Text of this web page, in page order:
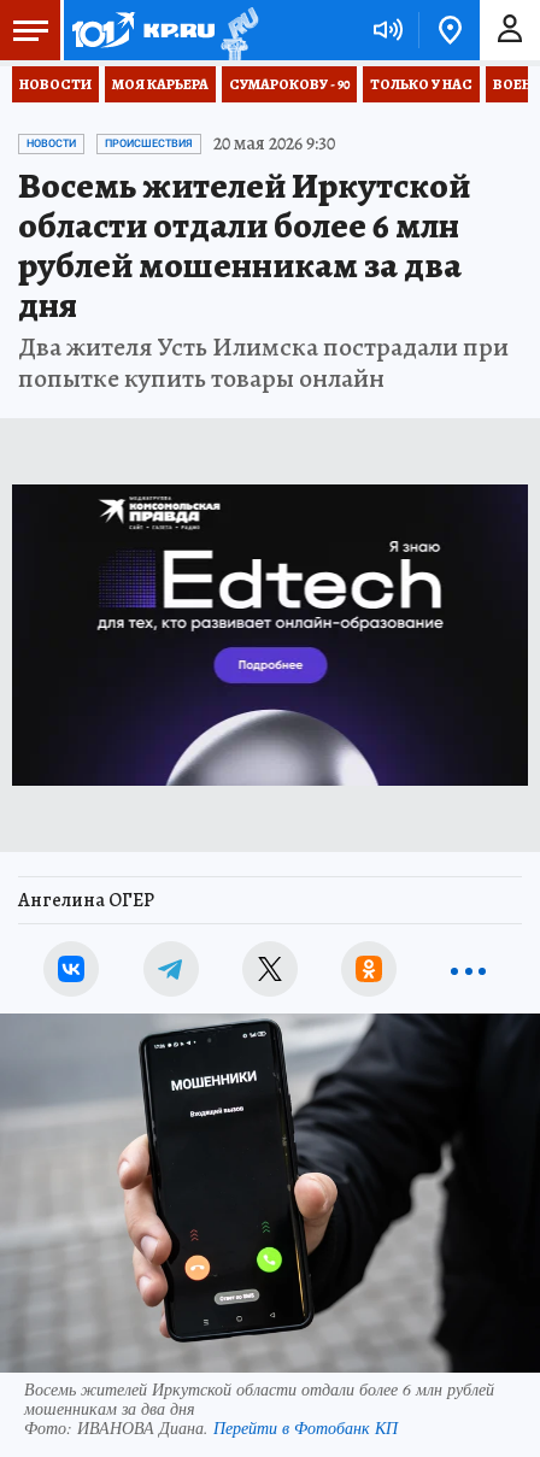
НОВОСТИ МОЯ КАРЬЕРА СУМАРОКОВУ - 90 ТОЛЬКО У НАС
НОВОСТИ ПРОИСШЕСТВИЯ 20 мая 2026 9:30
Восемь жителей Иркутской
области отдали более 6 млн
рублей мошенникам за два
дня
Два жителя Усть Илимска пострадали при
попытке купить товары онлайн
Ангелина ОГЕР
Восемь жителей Иркутской области отдали более 6 млн рублей
мошенникам за два дня
Фото: ИВАНОВА Диана. Перейти в Фотобанк КП